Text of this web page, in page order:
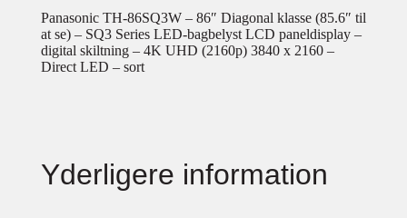
Panasonic TH-86SQ3W – 86″ Diagonal klasse (85.6″ til
at se) – SQ3 Series LED-bagbelyst LCD paneldisplay –
digital skiltning – 4K UHD (2160p) 3840 x 2160 –
Direct LED – sort
Yderligere information